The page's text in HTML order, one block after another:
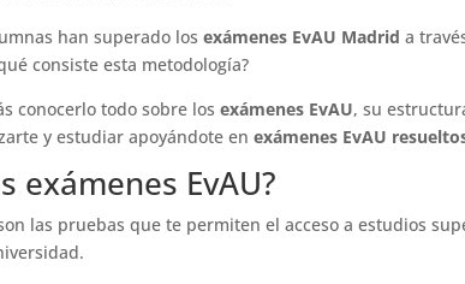
han superado losexámenes EvAU Madrida
consiste esta metodología?
conocerlo todo sobre losexámenes EvAU, su
y estudiar apoyándote enexámenes EvAU
exámenes EvAU?
las pruebas que te permiten el acceso a estudios